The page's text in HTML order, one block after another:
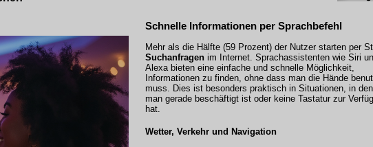
Schnelle Informationen per Sprachbefehl
Mehr als die Hälfte (59 Prozent) der Nutzer starten per
Suchanfragen im Internet. Sprachassistenten wie Siri
Alexa bieten eine einfache und schnelle Möglichkeit,
Informationen zu finden, ohne dass man die Hände
muss. Dies ist besonders praktisch in Situationen, in
man gerade beschäftigt ist oder keine Tastatur zur
hat.
Wetter, Verkehr und Navigation